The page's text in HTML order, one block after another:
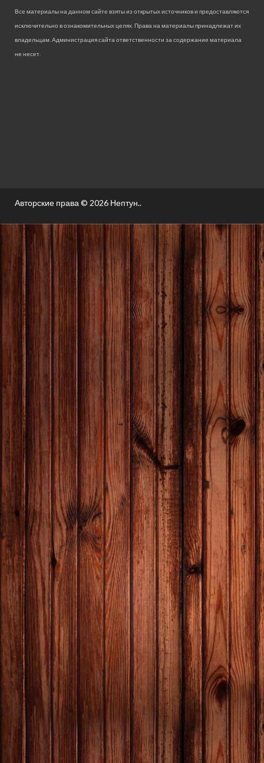
Все материалы на данном сайте взяты из открытых источников и предоставляются
исключительно в ознакомительных целях. Права на материалы принадлежат их
владельцам. Администрация сайта ответственности за содержание материала
не несет.
Авторские права © 2026 Нептун..